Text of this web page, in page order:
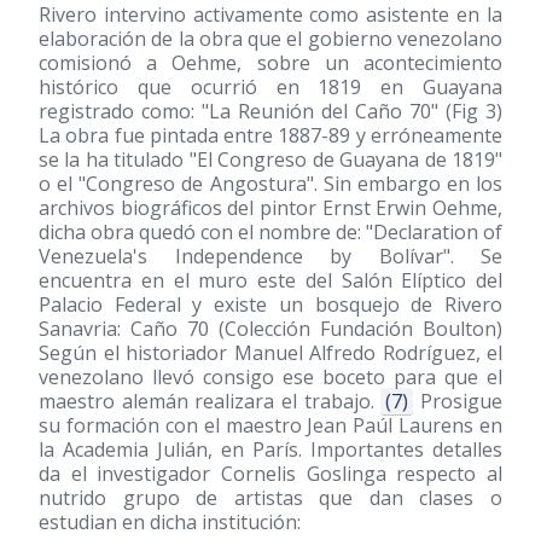
Rivero intervino activamente como asistente en la
elaboración de la obra que el gobierno venezolano
comisionó a Oehme, sobre un acontecimiento
histórico que ocurrió en 1819 en Guayana
registrado como: "La Reunión del Caño 70" (Fig 3)
La obra fue pintada entre 1887-89 y erróneamente
se la ha titulado "El Congreso de Guayana de 1819"
o el "Congreso de Angostura". Sin embargo en los
archivos biográficos del pintor Ernst Erwin Oehme,
dicha obra quedó con el nombre de: "Declaration of
Venezuela's Independence by Bolívar". Se
encuentra en el muro este del Salón Elíptico del
Palacio Federal y existe un bosquejo de Rivero
Sanavria: Caño 70 (Colección Fundación Boulton)
Según el historiador Manuel Alfredo Rodríguez, el
venezolano llevó consigo ese boceto para que el
maestro alemán realizara el trabajo. (7) Prosigue
su formación con el maestro Jean Paúl Laurens en
la Academia Julián, en París. Importantes detalles
da el investigador Cornelis Goslinga respecto al
nutrido grupo de artistas que dan clases o
estudian en dicha institución: